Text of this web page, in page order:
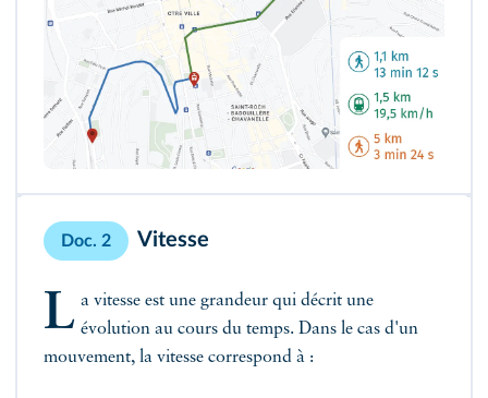
Doc. 2 Vitesse
L a vitesse est une grandeur qui décrit une
évolution au cours du temps. Dans le cas d'un
mouvement, la vitesse correspond à :